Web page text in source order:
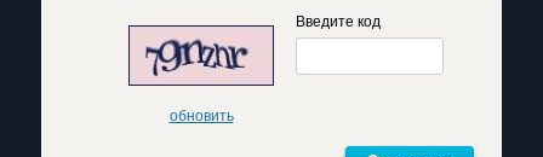
обновить
Введите код